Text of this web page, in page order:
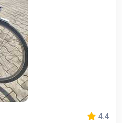
4.4